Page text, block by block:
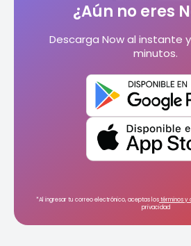
¿Aún no eres
Descarga Now al instante
minutos.
*Al ingresar tu correo electrónico, aceptas lostérminos y
privacidad